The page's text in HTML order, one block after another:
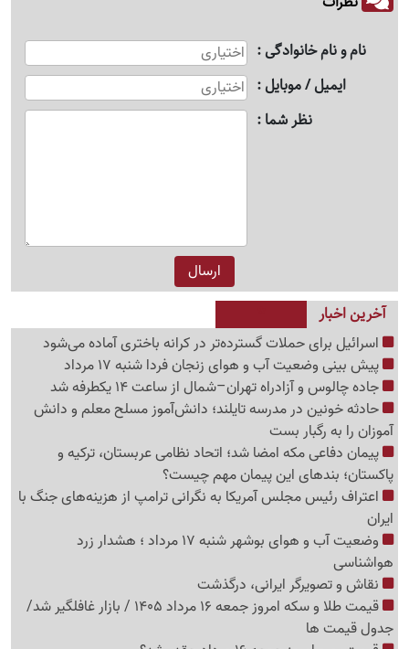
نام و نام خانوادگی
ایمیل / موبایل
نظر شما
آخرین اخبار
اسرائیل برای حملات گسترده‌تر در کرانه باختری آماده می‌شود
پیش بینی وضعیت آب و هوای زنجان فردا شنبه 17 مرداد
جاده چالوس و آزادراه تهران–شمال از ساعت 14 یکطرفه شد
حادثه خونین در مدرسه تایلند؛ دانش‌آموز مسلح معلم و دانش
آموزان را به رگبار بست
پیمان دفاعی مکه امضا شد؛ اتحاد نظامی عربستان، ترکیه و
پاکستان؛ بندهای این پیمان مهم چیست؟
اعتراف رئیس مجلس آمریکا به نگرانی ترامپ از هزینه‌های جنگ با
ایران
وضعیت آب و هوای بوشهر شنبه 17 مرداد ؛ هشدار زرد
هواشناسی
نقاش و تصویرگر ایرانی، درگذشت
قیمت طلا و سکه امروز جمعه 16 مرداد 1405 / بازار غافلگیر شد/
جدول قیمت ها